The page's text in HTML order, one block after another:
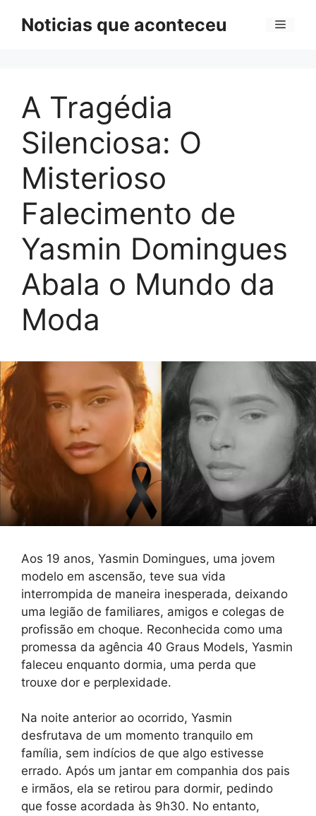
Noticias que aconteceu Menu
A Tragédia
Silenciosa: O
Misterioso
Falecimento de
Yasmin Domingues
Abala o Mundo da
Moda
Aos 19 anos, Yasmin Domingues, uma jovem
modelo em ascensão, teve sua vida
interrompida de maneira inesperada, deixando
uma legião de familiares, amigos e colegas de
profissão em choque. Reconhecida como uma
promessa da agência 40 Graus Models, Yasmin
faleceu enquanto dormia, uma perda que
trouxe dor e perplexidade.
Na noite anterior ao ocorrido, Yasmin
desfrutava de um momento tranquilo em
família, sem indícios de que algo estivesse
errado. Após um jantar em companhia dos pais
e irmãos, ela se retirou para dormir, pedindo
que fosse acordada às 9h30. No entanto,